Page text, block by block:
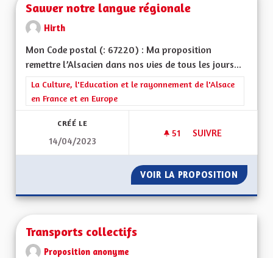
Sauver notre langue régionale
Hirth
Mon Code postal (: 67220) : Ma proposition
remettre l’Alsacien dans nos vies de tous les jours...
Filtrer les résultats de la catégorie : La Culture, l'Education et
La Culture, l'Education et le rayonnement de l'Alsace
en France et en Europe
CRÉÉ LE
14/04/2023
51 51 ABONNÉS
SUIVRE
VOIR LA PROPOSITION
Transports collectifs
Proposition anonyme